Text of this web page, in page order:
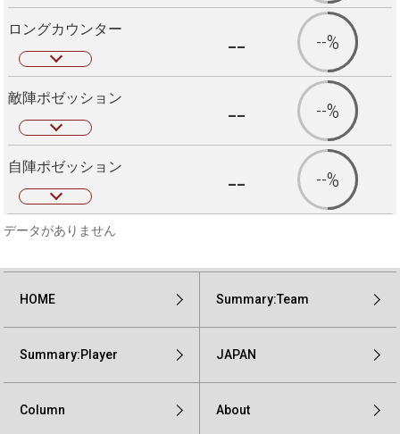
ロングカウンター -- --%
敵陣ポゼッション -- --%
自陣ポゼッション -- --%
データがありません
HOME Summary:Team
Summary:Player JAPAN
Column About